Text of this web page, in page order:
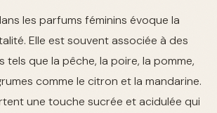
les parfums féminins évoque la
Elle est souvent associée à des
que la pêche, la poire, la pomme,
comme le citron et la mandarine.
une touche sucrée et acidulée qui